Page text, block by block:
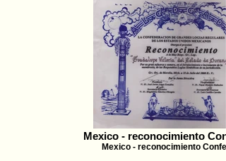
Mexico - reconocimiento
Mexico - reconocimiento